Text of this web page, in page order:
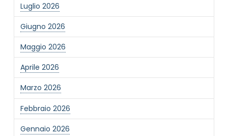
Luglio 2026
Giugno 2026
Maggio 2026
Aprile 2026
Marzo 2026
Febbraio 2026
Gennaio 2026